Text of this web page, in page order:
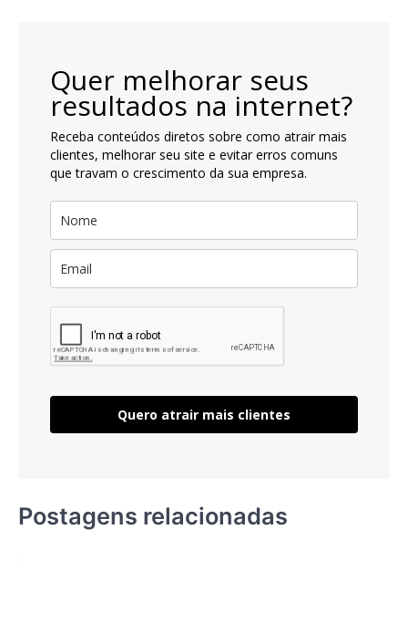
Quer melhorar seus
resultados na internet?
Receba conteúdos diretos sobre como atrair mais
clientes, melhorar seu site e evitar erros comuns
que travam o crescimento da sua empresa.
Quero atrair mais clientes
Postagens relacionadas